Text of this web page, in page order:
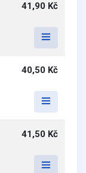
41,90 Kč
40,50 Kč
41,50 Kč